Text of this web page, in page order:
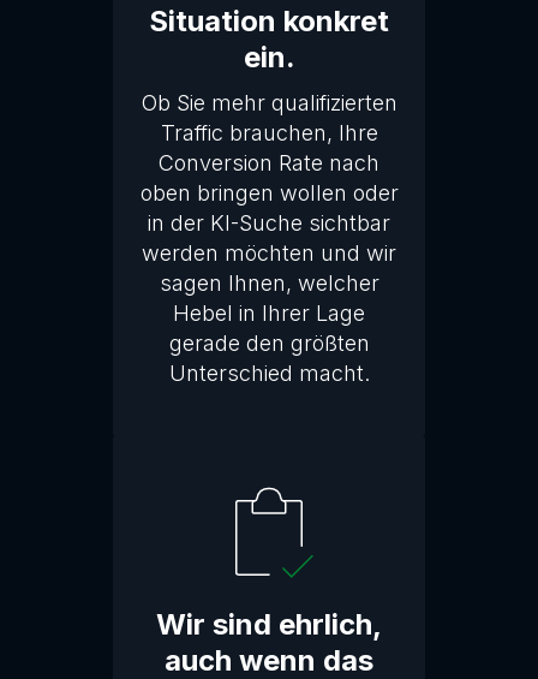
Situation konkret
ein.
Ob Sie mehr qualifizierten
Traffic brauchen, Ihre
Conversion Rate nach
oben bringen wollen oder
in der KI-Suche sichtbar
werden möchten und wir
sagen Ihnen, welcher
Hebel in Ihrer Lage
gerade den größten
Unterschied macht.
Wir sind ehrlich,
auch wenn das